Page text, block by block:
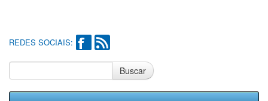
REDES SOCIAIS:
Buscar